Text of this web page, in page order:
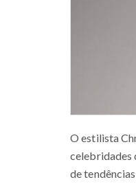
O estilista
celebridades
de